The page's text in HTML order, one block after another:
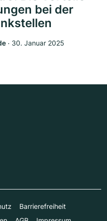
bei der
‧ 30. Januar 2025
Barrierefreiheit